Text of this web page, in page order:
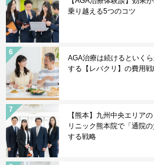
乗り越える5つのコツ
AGA治療は続けるといく
する【レバクリ】の費用
【熊本】九州中央エリア
リニック熊本院で「通院
する戦略